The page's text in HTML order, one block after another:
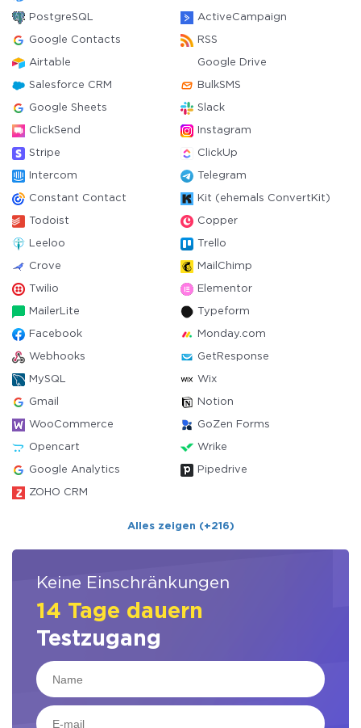
PostgreSQL ActiveCampaign
Google Contacts RSS
Airtable Google Drive
Salesforce CRM BulkSMS
Google Sheets Slack
ClickSend Instagram
Stripe ClickUp
Intercom Telegram
Constant Contact Kit (ehemals ConvertKit)
Todoist Copper
Leeloo Trello
Crove MailChimp
Twilio Elementor
MailerLite Typeform
Facebook Monday.com
Webhooks GetResponse
MySQL Wix
Gmail Notion
WooCommerce GoZen Forms
Opencart Wrike
Google Analytics Pipedrive
ZOHO CRM
Alles zeigen (+216)
Keine Einschränkungen
14 Tage dauern
Testzugang